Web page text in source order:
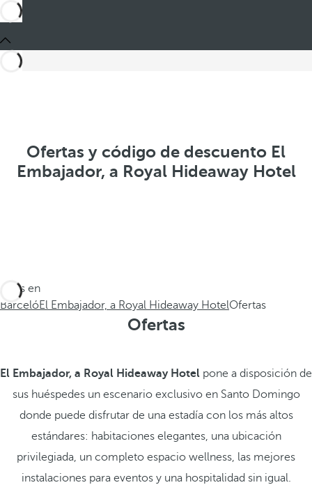
Ofertas y código de descuento El
Embajador, a Royal Hideaway Hotel
Estás en
BarcelóEl Embajador, a Royal Hideaway HotelOfertas
Ofertas
El Embajador, a Royal Hideaway Hotel pone a disposición de
sus huéspedes un escenario exclusivo en Santo Domingo
donde puede disfrutar de una estadía con los más altos
estándares: habitaciones elegantes, una ubicación
privilegiada, un completo espacio wellness, las mejores
instalaciones para eventos y una hospitalidad sin igual.